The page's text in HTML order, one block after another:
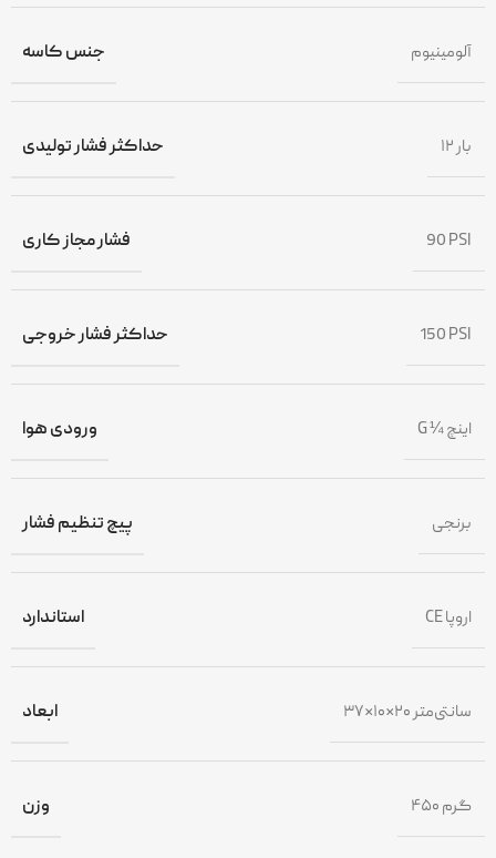
جنس کاسه آلومینیوم
حداکثر فشار تولیدی ۱۲ بار
فشار مجاز کاری 90 PSI
حداکثر فشار خروجی 150 PSI
ورودی هوا G ¼ اینچ
پیچ تنظیم فشار برنجی
استاندارد CE اروپا
ابعاد ۳۷×۱۰×۲۰ سانتی‌متر
وزن ۴۵۰ گرم